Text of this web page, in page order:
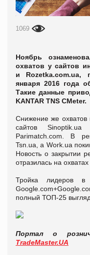
1069
Ноябрь
охватов у сайтов
и Rozetka.com.ua,
января 2016 года
Такие данные
KANTAR TNS CMeter.
Снижение же охватов
сайтов
Parimatch.com. В
Tsn.ua, а Work.ua
Новость о закрытии
отразилась на охватах
Тройка лидеров в
полный ТОП-25
Портал о
TradeMaster.UA